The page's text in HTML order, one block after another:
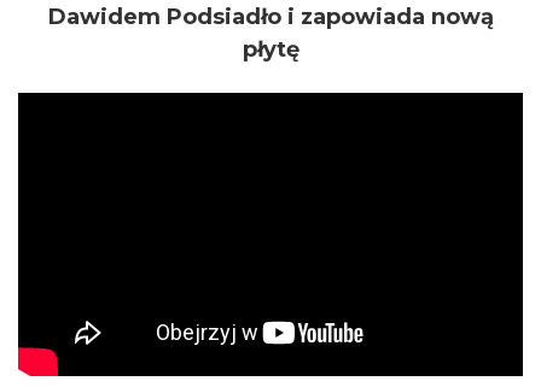
Dawidem Podsiadło i zapowiada nową
płytę